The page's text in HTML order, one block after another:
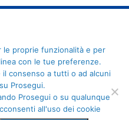
dello Sport Universitario - Via
- C.F. 80109270589
proprie funzionalità e per
con le tue preferenze.
consenso a tutti o ad alcuni
Prosegui.
Prosegui o su qualunque
all'uso dei cookie